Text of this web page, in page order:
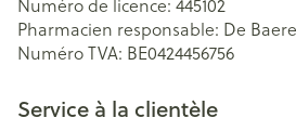
Numéro de licence: 445102
Pharmacien responsable: De
Numéro TVA: BE0424456756
Service à la clientèle